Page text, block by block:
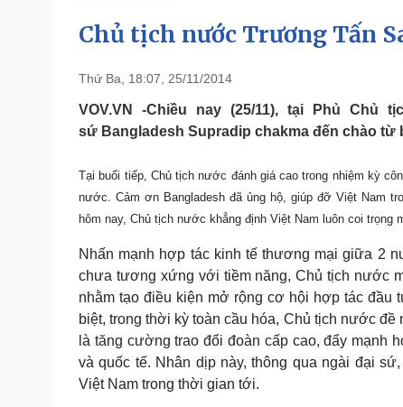
Tổ chức nhân sự
Quốc hội
Dự báo thời tiết
Giáo dục
Biển đảo
Pháp luật
Tin nóng
Tư vấn luật
Quân sự - Quốc phòng
Việt Nam
Phân tích
Sức khỏe
Dinh dưỡng - món ngon
Cây thuốc
Sản phụ khoa
Nhi khoa
Nam khoa
Làm đẹp - giảm cân
Đời sống
Nhà đẹp
Tình yêu - Gia đình
Chủ tịch nước Trương Tấn
Thứ Ba, 18:07, 25/11/2014
VOV.VN -Chiều nay (25/11), tại Phủ
sứ Bangladesh Supradip chakma đến chào từ
Tại buổi tiếp, Chủ tịch nước đánh giá cao trong nhiệm kỳ
nước. Cảm ơn Bangladesh đã ủng hộ, giúp đỡ Việt Nam
hôm nay, Chủ tịch nước khẳng định Việt Nam luôn coi
Nhấn mạnh hợp tác kinh tế thương mại giữa 2
chưa tương xứng với tiềm năng, Chủ tịch nước
nhằm tạo điều kiện mở rộng cơ hội hợp tác
biệt, trong thời kỳ toàn cầu hóa, Chủ tịch nước
là tăng cường trao đổi đoàn cấp cao, đẩy mạnh
và quốc tế. Nhân dịp này, thông qua ngài đại
Việt Nam trong thời gian tới.